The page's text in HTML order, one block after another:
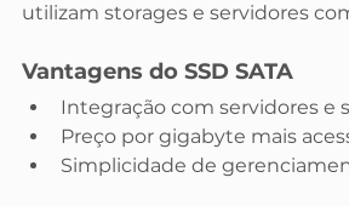
utilizam storages e servidores
Vantagens do SSD SATA
Integração com servidores e
Preço por gigabyte mais
Simplicidade de